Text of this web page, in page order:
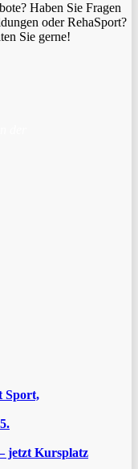
Haben Sie Fragen
oder RehaSport?
Sie gerne!
Sport,
jetzt Kursplatz